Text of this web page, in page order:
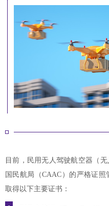
目前，民用无人驾驶航空器（
国民航局（CAAC）的严格证
取得以下主要证书：